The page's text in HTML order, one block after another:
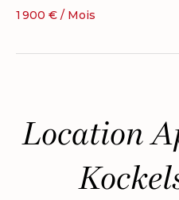
1 900 € / Mois
Location